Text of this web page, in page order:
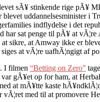
sÃ¥ stinkende rige pÃ¥
uddannelsesminister i
indflydelse i det
sat penge til pÃ¥ at
sikre, at Amway ikke er
at vÃ¦re uafhÃ¦ngigt af
I filmen “Betting on Zero”
gÃ¥et op for ham, at
at mÃ¥tte kaste
med til at